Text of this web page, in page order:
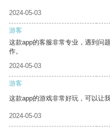
2024-05-03
游客
这款app的客服非常专业，遇到问
作。
2024-05-03
游客
这款app的游戏非常好玩，可以让
2024-05-03